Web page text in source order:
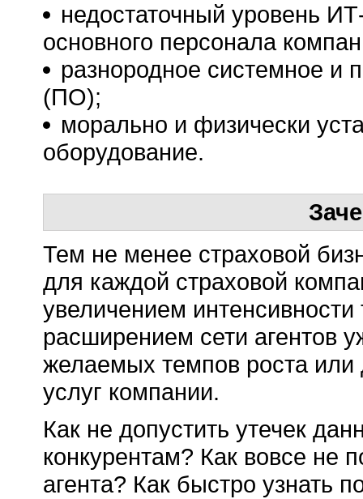
недостаточный уровень
основного персонала
разнородное системное и
(ПО);
морально и физически
оборудование.
Тем не менее страховой
для каждой страховой
увеличением
расширением сети агентов
желаемых темпов роста
услуг компании.
Как не допустить утечек
конкурентам? Как вовсе не
агента? Как быстро узнать